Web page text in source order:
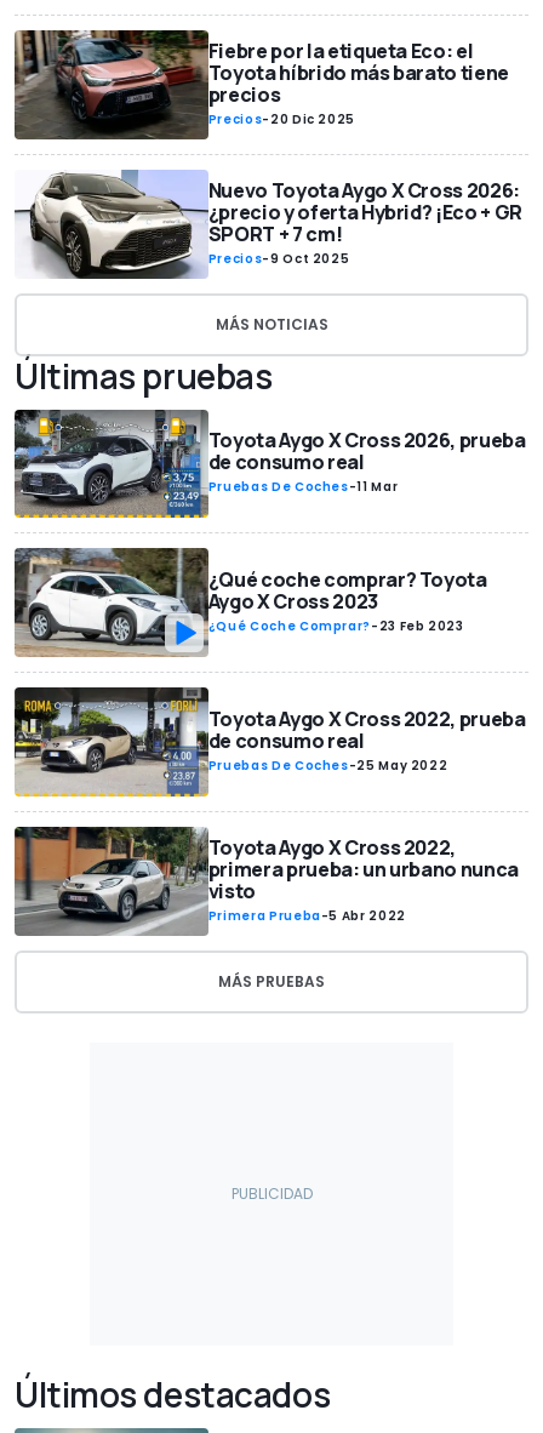
Fiebre por la etiqueta Eco: el
Toyota híbrido más barato tiene
precios
Precios- 20 Dic 2025
Nuevo Toyota Aygo X Cross 2026:
¿precio y oferta Hybrid? ¡Eco + GR
SPORT + 7 cm!
Precios-9 Oct 2025
MÁS NOTICIAS
Últimas pruebas
Toyota Aygo X Cross 2026, prueba
de consumo real
Pruebas De Coches-11 Mar
¿Qué coche comprar? Toyota
Aygo X Cross 2023
¿Qué Coche Comprar? - 23 Feb 2023
Toyota Aygo X Cross 2022, prueba
de consumo real
Pruebas De Coches-25 May 2022
Toyota Aygo X Cross 2022,
primera prueba: un urbano nunca
visto
Primera Prueba-5 Abr 2022
MÁS PRUEBAS
Últimos destacados